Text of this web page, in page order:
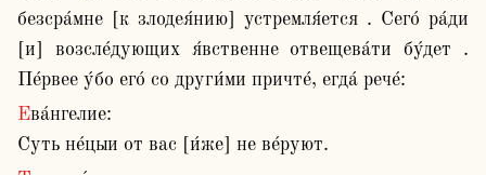
безсра́мне [к злодея́нию] устремля́ется . Сего́ ра́ди
[и] возсле́дующих я́вственне отвещева́ти бу́дет .
Пе́рвее у́бо его́ со други́ми причте́, егда́ рече́:
Ева́нгелие:
Суть не́цыи от вас [и́же] не ве́руют.